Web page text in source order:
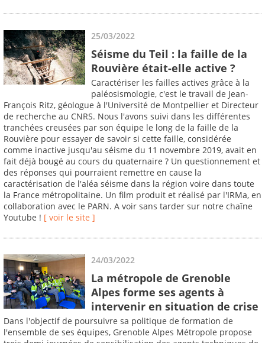
25/03/2022
Séisme du Teil : la faille de la
Rouvière était-elle active ?
Caractériser les failles actives grâce à la
paléosismologie, c'est le travail de Jean-
François Ritz, géologue à l'Université de Montpellier et Directeur
de recherche au CNRS. Nous l'avons suivi dans les différentes
tranchées creusées par son équipe le long de la faille de la
Rouvière pour essayer de savoir si cette faille, considérée
comme inactive jusqu'au séisme du 11 novembre 2019, avait en
fait déjà bougé au cours du quaternaire ? Un questionnement et
des réponses qui pourraient remettre en cause la
caractérisation de l'aléa séisme dans la région voire dans toute
la France métropolitaine. Un film produit et réalisé par l'IRMa, en
collaboration avec le PARN. A voir sans tarder sur notre chaîne
Youtube ! [ voir le site ]
24/03/2022
La métropole de Grenoble
Alpes forme ses agents à
intervenir en situation de crise
Dans l'objectif de poursuivre sa politique de formation de
l'ensemble de ses équipes, Grenoble Alpes Métropole propose